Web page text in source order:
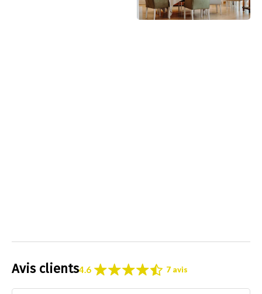
Avis clients4.6 7 avis